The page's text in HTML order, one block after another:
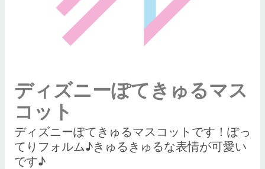
ディズニーぽてきゅるマス
コット
ディズニーぽてきゅるマスコットです！ぽっ
てりフォルム♪きゅるきゅるな表情が可愛い
です♪